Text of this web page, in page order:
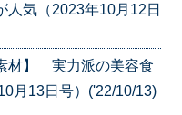
人気（2023年10月12日
材】 実力派の美容食
月13日号）('22/10/13)